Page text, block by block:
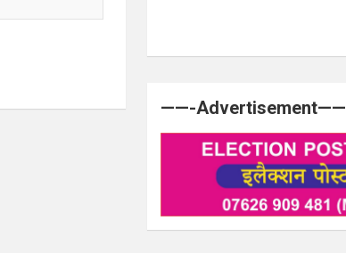
——-Advertisement——